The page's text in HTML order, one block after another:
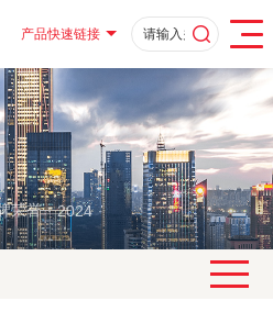
产品快速链接
荣誉 · 2024 ·
险为乐养银发加保障》案例，入选人民网